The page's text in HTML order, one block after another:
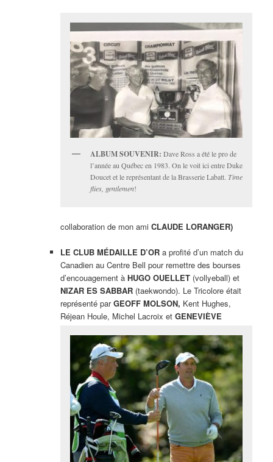
ALBUM SOUVENIR: Dave Ross a été le pro de
l’année au Québec en 1983. On le voit ici entre Duke
Doucet et le représentant de la Brasserie Labatt. Time
flies, gentlemen!
collaboration de mon amiCLAUDE LORANGER)
LE CLUB MÉDAILLE D’ORa profité d’un match du
Canadien au Centre Bell pour remettre des bourses
d’encouagement àHUGO OUELLET (vollyeball) et
NIZAR ES SABBAR (taekwondo). Le Tricolore était
représenté parGEOFF MOLSON, Kent Hughes,
Réjean Houle, Michel Lacroix etGENEVIÈVE